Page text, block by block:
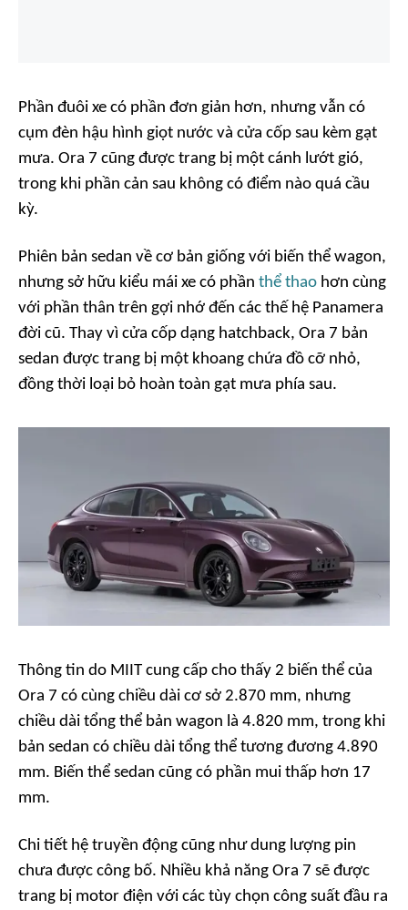
Phần đuôi xe có phần đơn giản hơn, nhưng vẫn có
cụm đèn hậu hình giọt nước và cửa cốp sau kèm gạt
mưa. Ora 7 cũng được trang bị một cánh lướt gió,
trong khi phần cản sau không có điểm nào quá cầu
kỳ.
Phiên bản sedan về cơ bản giống với biến thể wagon,
nhưng sở hữu kiểu mái xe có phần thể thao hơn cùng
với phần thân trên gợi nhớ đến các thế hệ Panamera
đời cũ. Thay vì cửa cốp dạng hatchback, Ora 7 bản
sedan được trang bị một khoang chứa đồ cỡ nhỏ,
đồng thời loại bỏ hoàn toàn gạt mưa phía sau.
Thông tin do MIIT cung cấp cho thấy 2 biến thể của
Ora 7 có cùng chiều dài cơ sở 2.870 mm, nhưng
chiều dài tổng thể bản wagon là 4.820 mm, trong khi
bản sedan có chiều dài tổng thể tương đương 4.890
mm. Biến thể sedan cũng có phần mui thấp hơn 17
mm.
Chi tiết hệ truyền động cũng như dung lượng pin
chưa được công bố. Nhiều khả năng Ora 7 sẽ được
trang bị motor điện với các tùy chọn công suất đầu ra